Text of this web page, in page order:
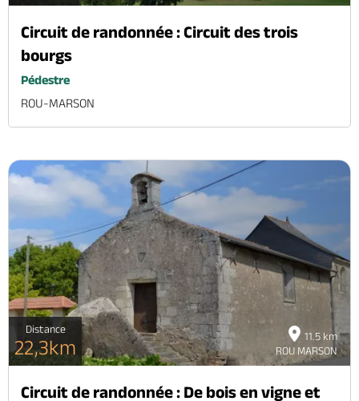
Circuit de randonnée : Circuit des trois
bourgs
Pédestre
ROU-MARSON
11.5 km
ROU MARSON
Distance
22,3km
Circuit de randonnée : De bois en vigne et